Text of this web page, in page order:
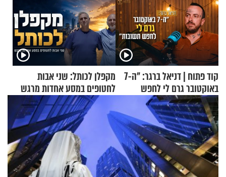
קוד פתוח | דניאל ברגר: "ה-7
באוקטובר גרם לי לחפש
תשובות"
מקפלן לכותל: שני אבות
לחטופים במסע אחדות מרגש